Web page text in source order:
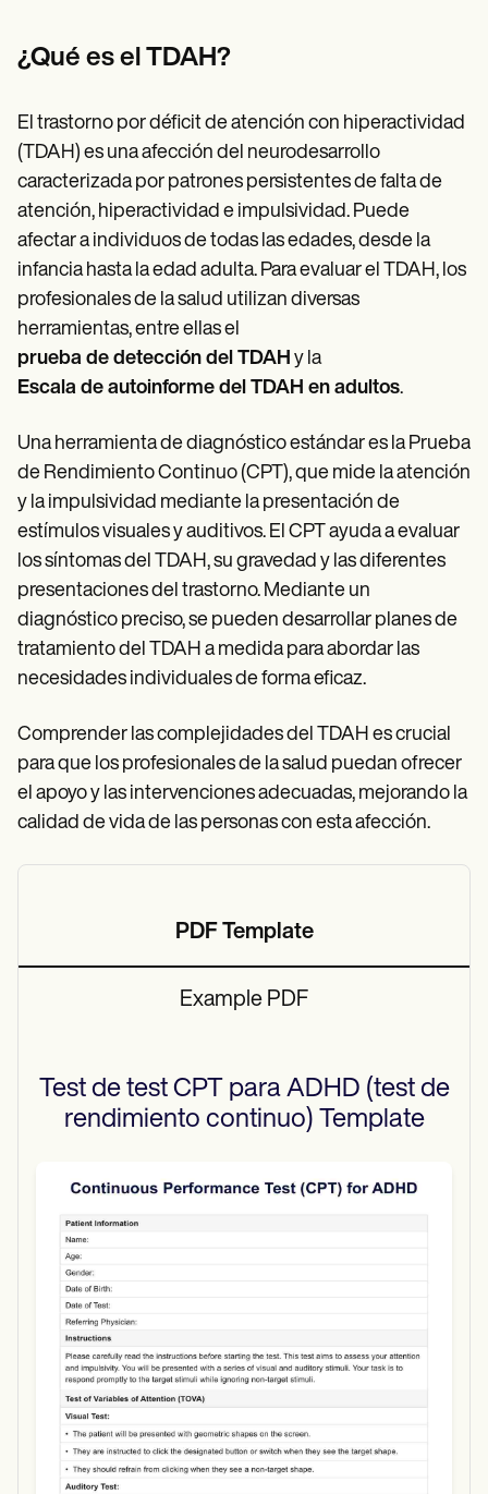
Demos
Training Hub
Become a Partner
Pricing
Why Carepatron?
Get started
¿Qué es el TDAH?
El trastorno por déficit de atención con hiperactividad
(TDAH) es una afección del neurodesarrollo
caracterizada por patrones persistentes de falta de
atención, hiperactividad e impulsividad. Puede
afectar a individuos de todas las edades, desde la
infancia hasta la edad adulta. Para evaluar el TDAH, los
profesionales de la salud utilizan diversas
herramientas, entre ellas el
prueba de detección del TDAH y la
Escala de autoinforme del TDAH en adultos.
Una herramienta de diagnóstico estándar es la Prueba
de Rendimiento Continuo (CPT), que mide la atención
y la impulsividad mediante la presentación de
estímulos visuales y auditivos. El CPT ayuda a evaluar
los síntomas del TDAH, su gravedad y las diferentes
presentaciones del trastorno. Mediante un
diagnóstico preciso, se pueden desarrollar planes de
tratamiento del TDAH a medida para abordar las
necesidades individuales de forma eficaz.
Comprender las complejidades del TDAH es crucial
para que los profesionales de la salud puedan ofrecer
el apoyo y las intervenciones adecuadas, mejorando la
calidad de vida de las personas con esta afección.
PDF Template
Example PDF
Test de test CPT para ADHD (test de
rendimiento continuo) Template
Use Template
Download